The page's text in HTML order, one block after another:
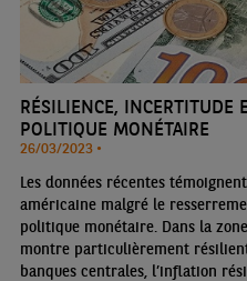
RÉSILIENCE, INCERTITUDE
POLITIQUE MONÉTAIRE
26/03/2023 •
Les données récentes
américaine malgré le
politique monétaire. Dans la
montre particulièrement
banques centrales, l’inflation